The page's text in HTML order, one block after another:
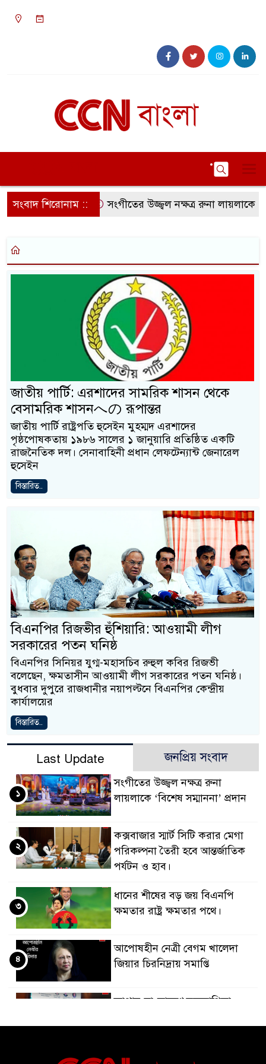
সংবাদ শিরোনাম :: সংগীতের উজ্জ্বল নক্ষত্র রুনা লায়লাকে
জাতীয় পার্টি: এরশাদের সামরিক শাসন থেকে
বেসামরিক শাসনへの রূপান্তর
জাতীয় পার্টি রাষ্ট্রপতি হুসেইন মুহম্মদ এরশাদের
পৃষ্ঠপোষকতায় ১৯৮৬ সালের ১ জানুয়ারি প্রতিষ্ঠিত একটি
রাজনৈতিক দল। সেনাবাহিনী প্রধান লেফটেন্যান্ট জেনারেল
হুসেইন
বিস্তারিত..
বিএনপির রিজভীর হুঁশিয়ারি: আওয়ামী লীগ
সরকারের পতন ঘনিষ্ঠ
বিএনপির সিনিয়র যুগ্ম-মহাসচিব রুহুল কবির রিজভী
বলেছেন, ক্ষমতাসীন আওয়ামী লীগ সরকারের পতন ঘনিষ্ঠ।
বুধবার দুপুরে রাজধানীর নয়াপল্টনে বিএনপির কেন্দ্রীয়
কার্যালয়ের
বিস্তারিত..
Last Update জনপ্রিয় সংবাদ
সংগীতের উজ্জ্বল নক্ষত্র রুনা
লায়লাকে ‘বিশেষ সম্মাননা’ প্রদান
১
কক্সবাজার স্মার্ট সিটি করার মেগা
পরিকল্পনা তৈরী হবে আন্তর্জাতিক
পর্যটন ও হাব।
২
ধানের শীষের বড় জয় বিএনপি
ক্ষমতার রাষ্ট্র ক্ষমতার পথে।
৩
আপোষহীন নেত্রী বেগম খালেদা
জিয়ার চিরনিদ্রায় সমাপ্তি
৪
জাপান-বাংলাদেশ সহযোগিতা